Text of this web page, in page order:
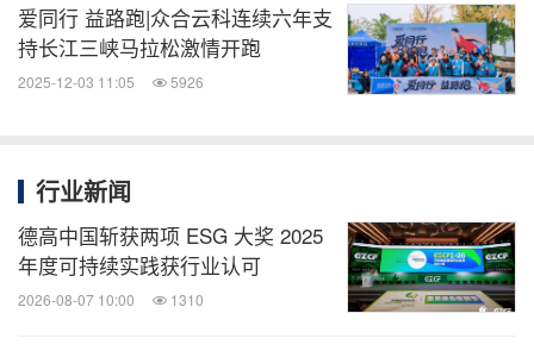
爱同行 益路跑|众合云科连续六年支
持长江三峡马拉松激情开跑
2025-12-03 11:05 5926
行业新闻
德高中国斩获两项 ESG 大奖 2025
年度可持续实践获行业认可
2026-08-07 10:00 1310